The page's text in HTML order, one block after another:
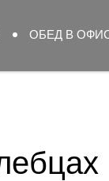
ОБЕД В